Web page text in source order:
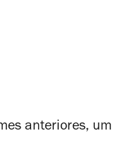
anteriores, um